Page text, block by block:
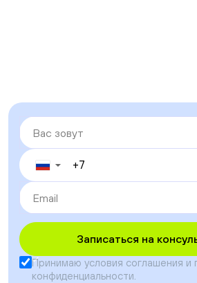
▼
Записаться на
Принимаю условия соглашения и
конфиденциальности.